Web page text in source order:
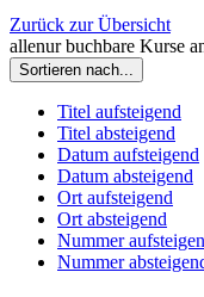
Zurück zur Übersicht
allenur buchbare Kurse
Sortieren nach...
Titel aufsteigend
Titel absteigend
Datum aufsteigend
Datum absteigend
Ort aufsteigend
Ort absteigend
Nummer
Nummer